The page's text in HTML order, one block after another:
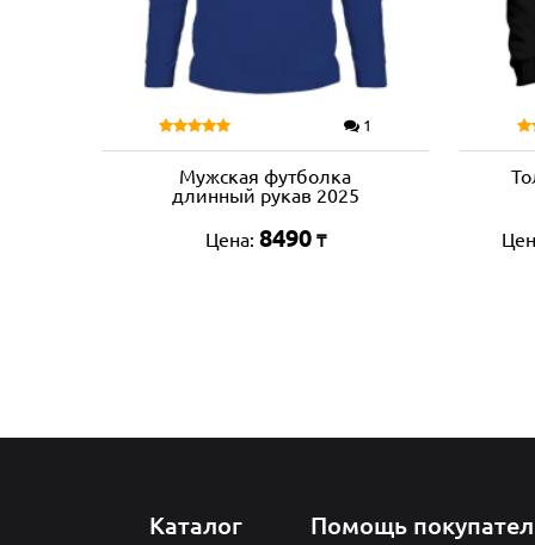
1
Мужская футболка
длинный рукав 2025
Цена: 8490 ₸
Каталог Помощь